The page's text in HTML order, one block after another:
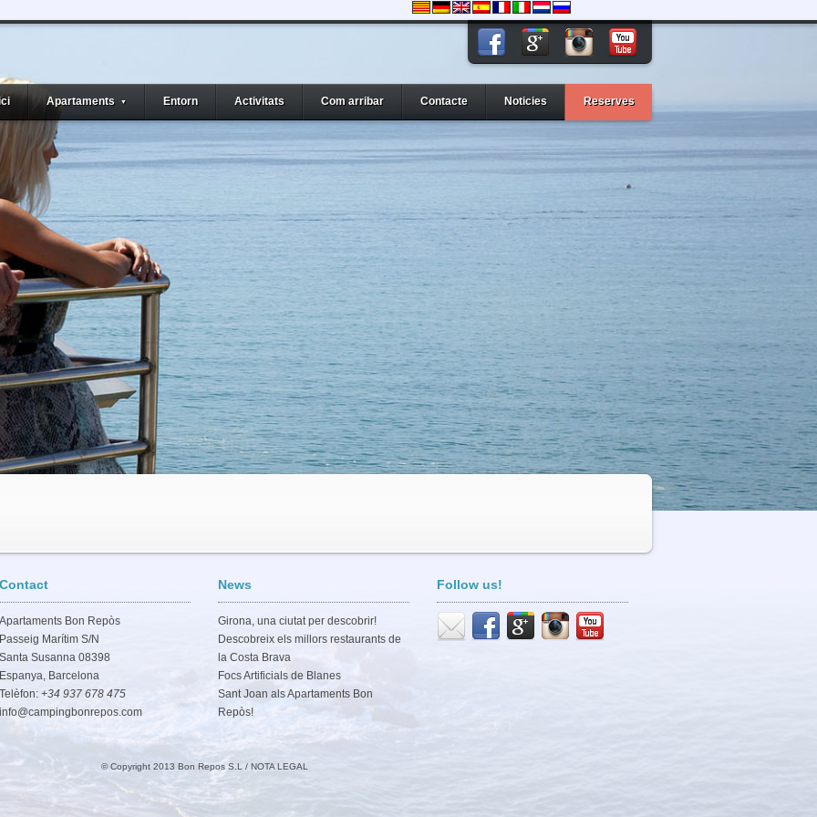
Apartaments ▼ Entorn Activitats Com arribar Contacte Noticies Reserves
Contact
Apartaments Bon Repòs
Passeig Marítim S/N
Santa Susanna 08398
Espanya, Barcelona
Telèfon: +34 937 678 475
info@campingbonrepos.com
News
Girona, una ciutat per descobrir!
Descobreix els millors restaurants de
la Costa Brava
Focs Artificials de Blanes
Sant Joan als Apartaments Bon
Repòs!
Follow us!
© Copyright 2013 Bon Repos S.L / NOTA LEGAL